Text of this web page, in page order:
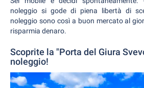
noleggio si gode di piena libertà di
noleggio sono così a buon mercato al
risparmia denaro.
Scoprite la "Porta del Giura
noleggio!